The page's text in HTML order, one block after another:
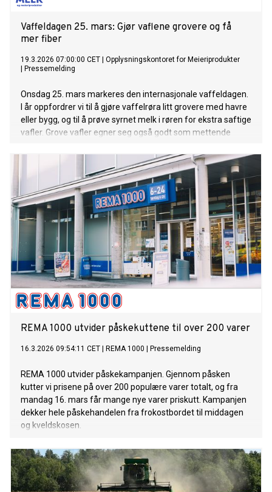
Vaffeldagen 25. mars: Gjør vaflene grovere og få
mer fiber
19.3.2026 07:00:00 CET
Opplysningskontoret for Meieriprodukter
Pressemelding
Onsdag 25. mars markeres den internasjonale vaffeldagen.
I år oppfordrer vi til å gjøre vaffelrøra litt grovere med havre
eller bygg, og til å prøve syrnet melk i røren for ekstra saftige
vafler. Grove vafler egner seg også godt som mettende
REMA 1000 utvider påskekuttene til over 200 varer
16.3.2026 09:54:11 CET REMA 1000 Pressemelding
REMA 1000 utvider påskekampanjen. Gjennom påsken
kutter vi prisene på over 200 populære varer totalt, og fra
mandag 16. mars får mange nye varer priskutt. Kampanjen
dekker hele påskehandelen fra frokostbordet til middagen
og kveldskosen.